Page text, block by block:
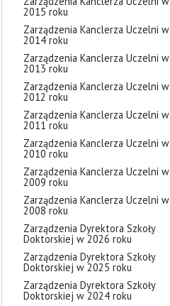
2015 roku
Zarządzenia Kanclerza Uczelni w
2014 roku
Zarządzenia Kanclerza Uczelni w
2013 roku
Zarządzenia Kanclerza Uczelni w
2012 roku
Zarządzenia Kanclerza Uczelni w
2011 roku
Zarządzenia Kanclerza Uczelni w
2010 roku
Zarządzenia Kanclerza Uczelni w
2009 roku
Zarządzenia Kanclerza Uczelni w
2008 roku
Zarządzenia Dyrektora Szkoły
Doktorskiej w 2026 roku
Zarządzenia Dyrektora Szkoły
Doktorskiej w 2025 roku
Zarządzenia Dyrektora Szkoły
Doktorskiej w 2024 roku